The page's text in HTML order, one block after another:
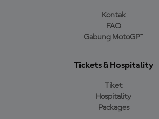
Kontak
FAQ
Gabung MotoGP™
Tickets & Hospitality
Tiket
Hospitality
Packages